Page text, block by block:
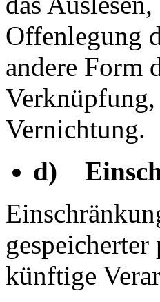
Offenlegung
andere Form
Vernichtung.
d)
künftige